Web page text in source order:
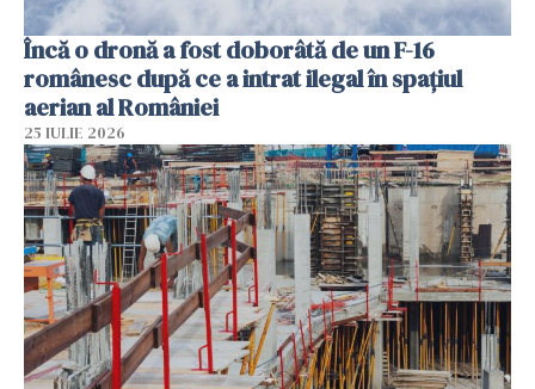
Încă o dronă a fost doborâtă de un F-16
românesc după ce a intrat ilegal în spațiul
aerian al României
25 IULIE 2026